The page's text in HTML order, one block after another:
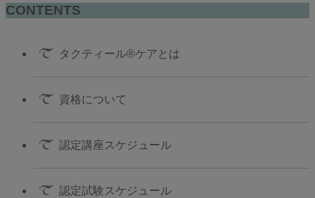
CONTENTS
タクティール®ケアとは
資格について
認定講座スケジュール
認定試験スケジュール